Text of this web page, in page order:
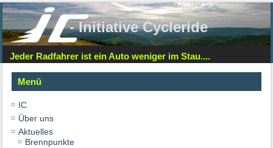
- Initiative Cycleride
Jeder Radfahrer ist ein Auto weniger im Stau....
Menü
IC
Über uns
Aktuelles
Brennpunkte